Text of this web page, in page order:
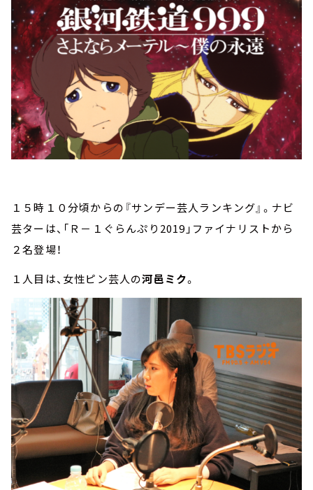
１５時１０分頃からの『サンデー芸人ランキング』。ナビ
芸ターは、「Ｒ－１ぐらんぷり2019」ファイナリストから
２名登場！
１人目は、女性ピン芸人の河邑ミク。